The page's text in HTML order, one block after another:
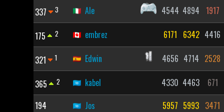
337 3 Ale 4544 4894 1917
175 2 embrez 6171 6342 4416
321 1 Edwin 4656 4714 2528
365 2 kabel 4330 4463
671
194
Jos 5957 5993 3471